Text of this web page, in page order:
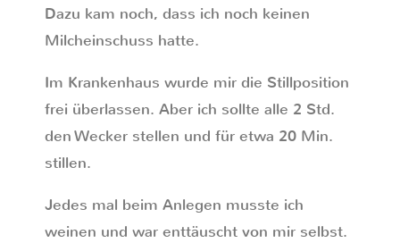
Dazu kam noch, dass ich noch keinen
Milcheinschuss hatte.
Im Krankenhaus wurde mir die Stillposition
frei überlassen. Aber ich sollte alle 2 Std.
den Wecker stellen und für etwa 20 Min.
stillen.
Jedes mal beim Anlegen musste ich
weinen und war enttäuscht von mir selbst.